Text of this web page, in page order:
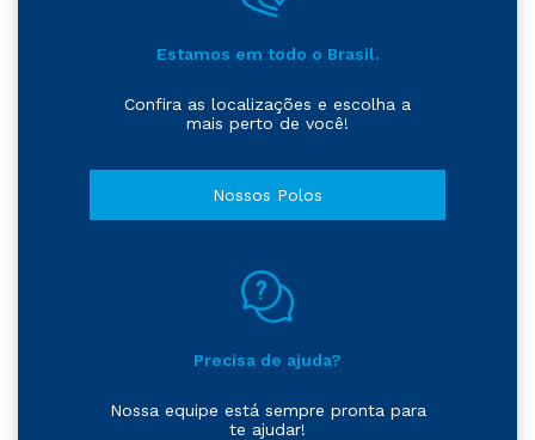
Estamos em todo o Brasil.
Confira as localizações e escolha a
mais perto de você!
Nossos Polos
Precisa de ajuda?
Nossa equipe está sempre pronta para
te ajudar!